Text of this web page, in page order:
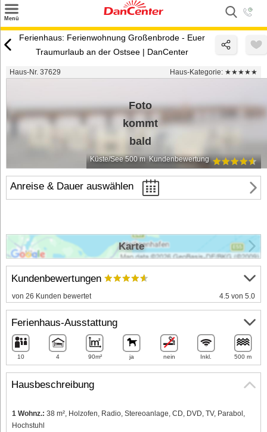
Menü
Suchen
Urlaubsziele
Weitere Urlaubsziele
Angebote
Gut zu wissen
Login
Ferienhaus: Ferienwohnung Großenbrode - Euer
Traumurlaub an der Ostsee | DanCenter
Haus-Nr. 37629 Haus-Kategorie: ★★★★★
Foto
kommt
bald
Küste/See 500 m Kundenbewertung
Anreise & Dauer auswählen
Hausbeschreibung
1 Wohnz.: 38 m², Holzofen, Radio, Stereoanlage, CD, DVD, TV, Parabol,
Hochstuhl
Kundenbewertungen
von 26 Kunden bewertet 4.5 von 5.0
Ferienhaus-Ausstattung
10 4 90m² ja nein Inkl. 500 m
Karte